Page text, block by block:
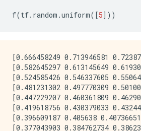
f(tf. random .uniform([5]))
[0.666458249 0.713946581
[0.582645297 0.613145649
[0.524585426 0.546337605
[0.481231302 0.497770309
[0.447229207 0.460361809
[0.419618756 0.430379033
[0.396609187 0.405638
[0.377043903 0.384762734